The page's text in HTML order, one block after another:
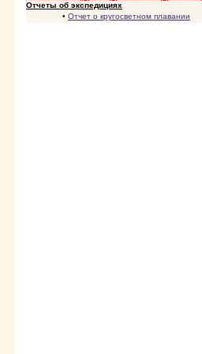
Отчеты об экспедициях
• Отчет о кругосветном плавании